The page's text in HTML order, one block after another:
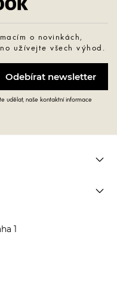
o novinkách,
užívejte všech výhod.
udělat, naše kontaktní informace


1